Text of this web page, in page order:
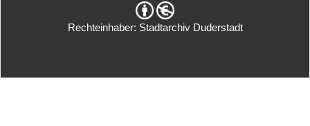
Rechteinhaber: Stadtarchiv Duderstadt